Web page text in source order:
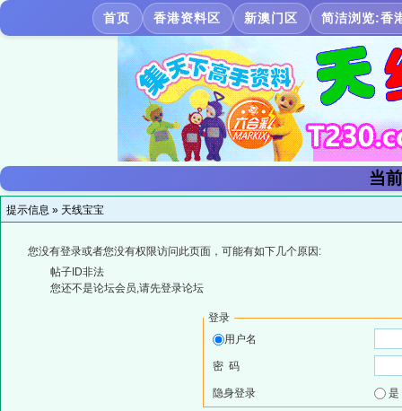
首页 香港资料区 新澳门区 简洁浏览:香
当
提示信息 » 天线宝宝
您没有登录或者您没有权限访问此页面，可能有如下几个原因:
帖子ID非法
您还不是论坛会员,请先登录论坛
登录
用户名
密 码
隐身登录